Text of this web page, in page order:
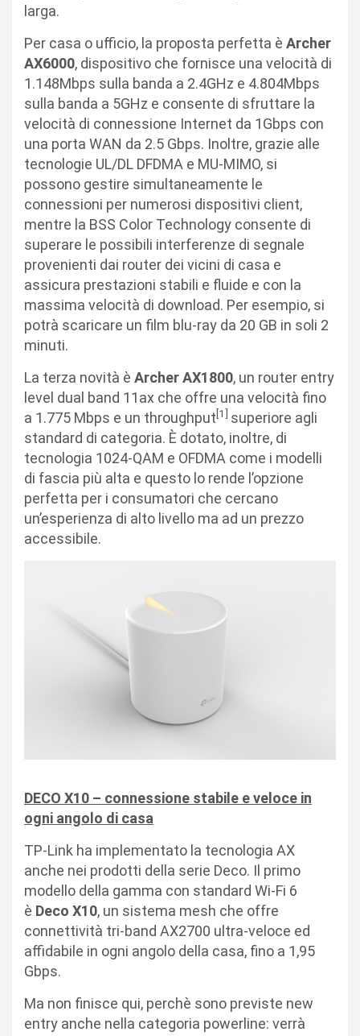
larga.
Per casa o ufficio, la proposta perfetta è Archer
AX6000, dispositivo che fornisce una velocità di
1.148Mbps sulla banda a 2.4GHz e 4.804Mbps
sulla banda a 5GHz e consente di sfruttare la
velocità di connessione Internet da 1Gbps con
una porta WAN da 2.5 Gbps. Inoltre, grazie alle
tecnologie UL/DL DFDMA e MU-MIMO, si
possono gestire simultaneamente le
connessioni per numerosi dispositivi client,
mentre la BSS Color Technology consente di
superare le possibili interferenze di segnale
provenienti dai router dei vicini di casa e
assicura prestazioni stabili e fluide e con la
massima velocità di download. Per esempio, si
potrà scaricare un film blu-ray da 20 GB in soli 2
minuti.
La terza novità è Archer AX1800, un router entry
level dual band 11ax che offre una velocità fino
a 1.775 Mbps e un throughput[1] superiore agli
standard di categoria. È dotato, inoltre, di
tecnologia 1024-QAM e OFDMA come i modelli
di fascia più alta e questo lo rende l’opzione
perfetta per i consumatori che cercano
un’esperienza di alto livello ma ad un prezzo
accessibile.
DECO X10 – connessione stabile e veloce in
ogni angolo di casa
TP-Link ha implementato la tecnologia AX
anche nei prodotti della serie Deco. Il primo
modello della gamma con standard Wi-Fi 6
è Deco X10, un sistema mesh che offre
connettività tri-band AX2700 ultra-veloce ed
affidabile in ogni angolo della casa, fino a 1,95
Gbps.
Ma non finisce qui, perchè sono previste new
entry anche nella categoria powerline: verrà